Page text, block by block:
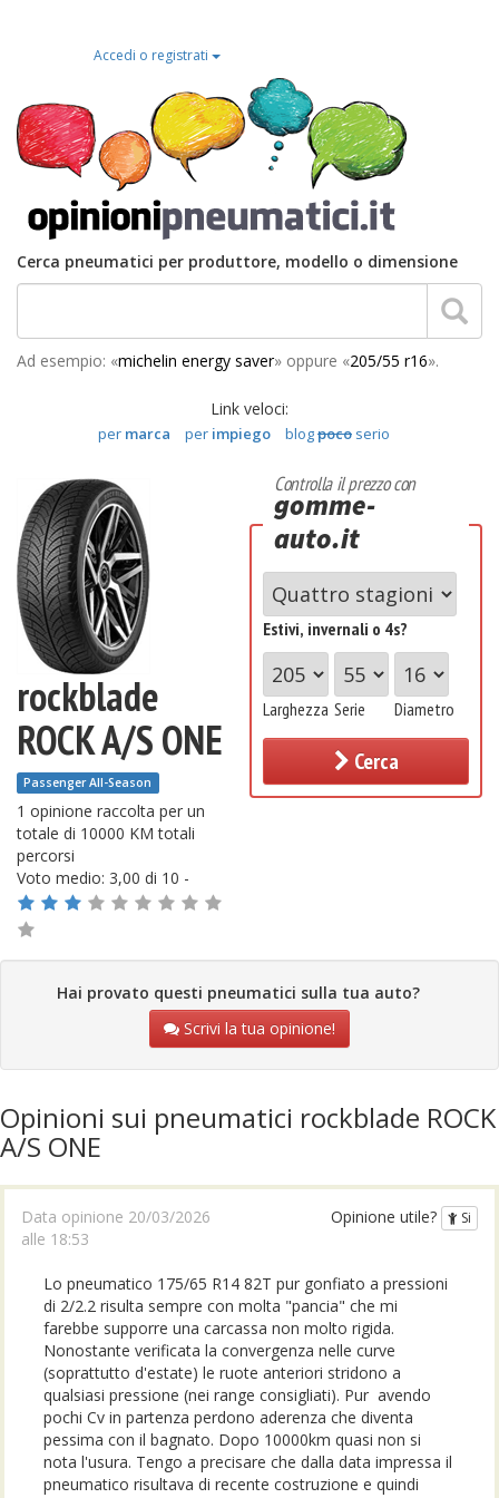
Accedi o registrati
Cerca pneumatici per produttore, modello o dimensione
Ad esempio: «michelin energy saver» oppure «205/55 r16».
Link veloci:
per marca per impiego blogpoco serio
rockblade
ROCK A/S ONE
Passenger All-Season
1 opinione raccolta per un
totale di 10000 KM totali
percorsi
Voto medio: 3,00 di 10 -
Controlla il prezzo con
gomme-
auto.it
Estivi, invernali o 4s?
Larghezza Serie Diametro
Cerca
Hai provato questi pneumatici sulla tua auto?
Scrivi la tua opinione!
Opinioni sui pneumatici rockblade ROCK
A/S ONE
Data opinione 20/03/2026
alle 18:53
Opinione utile? Si
Lo pneumatico 175/65 R14 82T pur gonfiato a pressioni
di 2/2.2 risulta sempre con molta "pancia" che mi
farebbe supporre una carcassa non molto rigida.
Nonostante verificata la convergenza nelle curve
(soprattutto d'estate) le ruote anteriori stridono a
qualsiasi pressione (nei range consigliati). Pur avendo
pochi Cv in partenza perdono aderenza che diventa
pessima con il bagnato. Dopo 10000km quasi non si
nota l'usura. Tengo a precisare che dalla data impressa il
pneumatico risultava di recente costruzione e quindi